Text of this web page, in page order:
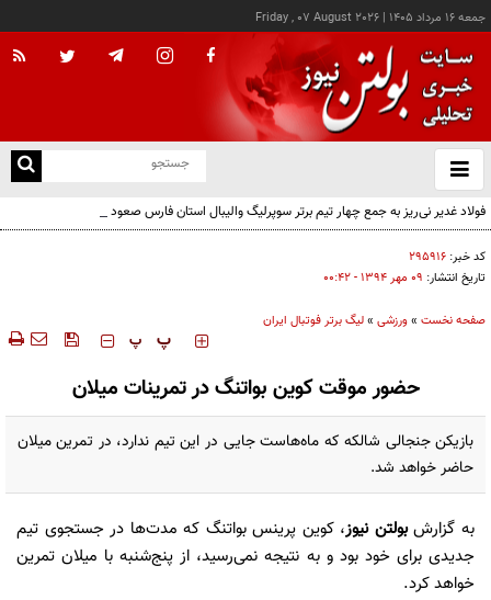
جمعه ۱۶ مرداد ۱۴۰۵ |
Friday , 07 August 2026
باز
و
فولاد غدیر نی‌ریز به جمع چهار تیم برتر سوپرلیگ والیبال استان فارس صعود کرد
کد خبر: ۲۹۵۹۱۶
تاریخ انتشار: ۰۹ مهر ۱۳۹۴ - ۰۰:۴۲
صفحه نخست »ورزشی »لیگ برتر فوتبال ایران
‍‍‍ پ پ
حضور موقت کوین بواتنگ در تمرینات میلان
بازیکن جنجالی شالکه که ماه‌هاست جایی در این تیم ندارد، در تمرین میلان
حاضر خواهد شد.
به گزارشبولتن نیوز، کوین پرینس بواتنگ که مدت‌ها در جستجوی تیم
جدیدی برای خود بود و به نتیجه نمی‌رسید، از پنج‌شنبه با میلان تمرین
خواهد کرد.